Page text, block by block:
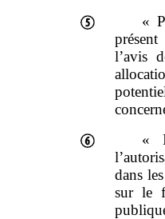
«
l’avis
«
dans
sur le